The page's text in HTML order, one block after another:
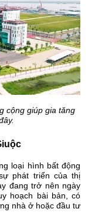
cộng giúp gia tăng
loại hình bất động
phát triển của thị
đang trở nên ngày
hoạch bài bản, có
nhà ở hoặc đầu tư